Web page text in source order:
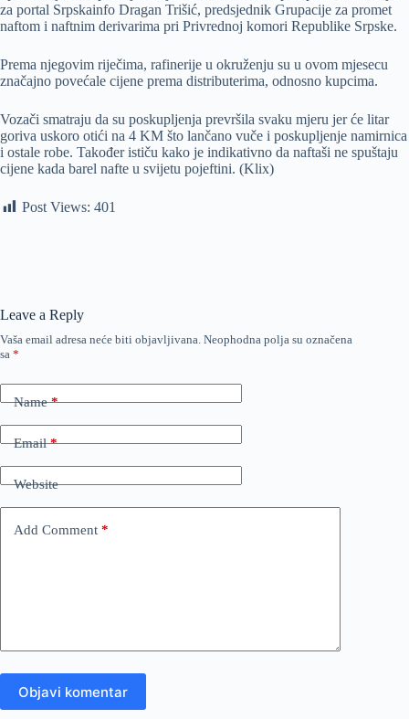
za portal Srpskainfo Dragan Trišić, predsjednik Grupacije za promet
naftom i naftnim derivarima pri Privrednoj komori Republike Srpske.
Prema njegovim riječima, rafinerije u okruženju su u ovom mjesecu
značajno povećale cijene prema distributerima, odnosno kupcima.
Vozači smatraju da su poskupljenja prevršila svaku mjeru jer će litar
goriva uskoro otići na 4 KM što lančano vuče i poskupljenje namirnica
i ostale robe. Također ističu kako je indikativno da naftaši ne spuštaju
cijene kada barel nafte u svijetu pojeftini. (Klix)
Post Views: 401
Leave a Reply
Vaša email adresa neće biti objavljivana. Neophodna polja su označena
sa *
Name*
Email*
Website
Add Comment *
Objavi komentar